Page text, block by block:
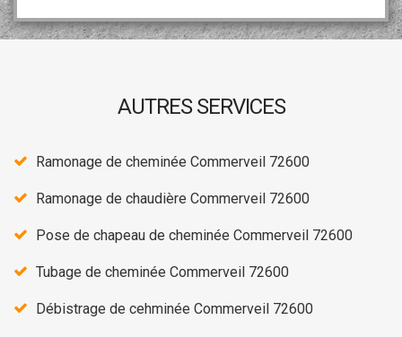
AUTRES SERVICES
Ramonage de cheminée Commerveil 72600
Ramonage de chaudière Commerveil 72600
Pose de chapeau de cheminée Commerveil 72600
Tubage de cheminée Commerveil 72600
Débistrage de cehminée Commerveil 72600